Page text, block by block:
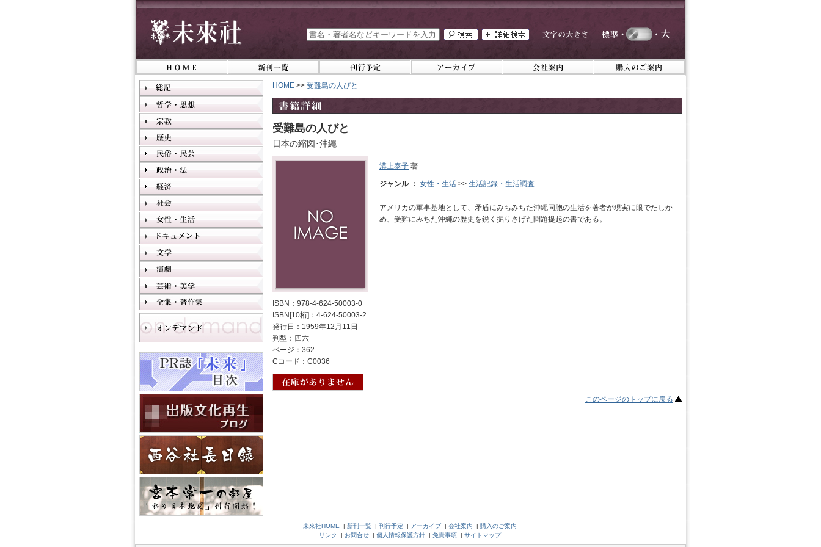
HOME >> 受難島の人びと
受難島の人びと
日本の縮図･沖繩
ISBN：978-4-624-50003-0
ISBN[10桁]：4-624-50003-2
発行日：1959年12月11日
判型：四六
ページ：362
Cコード：C0036
溝上泰子 著
ジャンル ： 女性・生活 >> 生活記録・生活調査
アメリカの軍事基地として、矛盾にみちみちた沖繩同胞の生活を著者が現実に眼でたしか
め、受難にみちた沖繩の歴史を鋭く掘りさげた問題提起の書である。
このページのトップに戻る
未來社HOME | 新刊一覧 | 刊行予定 | アーカイブ | 会社案内 | 購入のご案内
リンク
| お問合せ | 個人情報保護方針 | 免責事項 | サイトマップ